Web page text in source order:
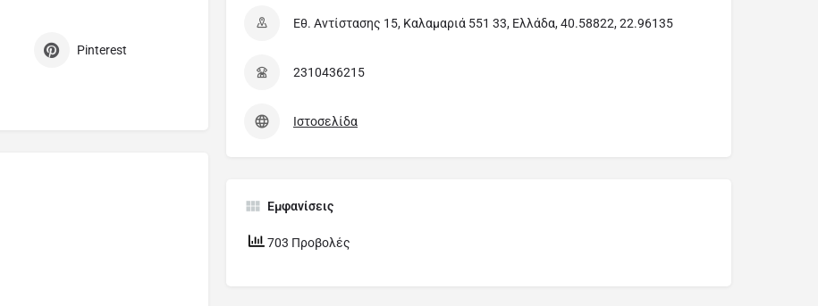
Pinterest
Εθ. Αντίστασης 15, Καλαμαριά 551 33, Ελλάδα, 40.58822, 22.96135
2310436215
Ιστοσελίδα
Εμφανίσεις
703 Προβολές